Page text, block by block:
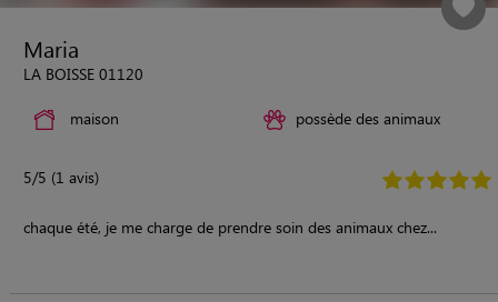
Maria
LA BOISSE 01120
maison possède des animaux
5/5 (1 avis)
chaque été, je me charge de prendre soin des animaux chez...